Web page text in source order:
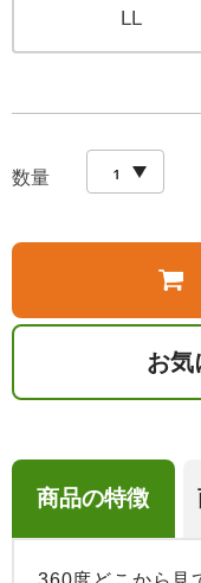
LL
数量
お気
商品の特徴